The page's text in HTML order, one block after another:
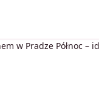
w Pradze Północ –